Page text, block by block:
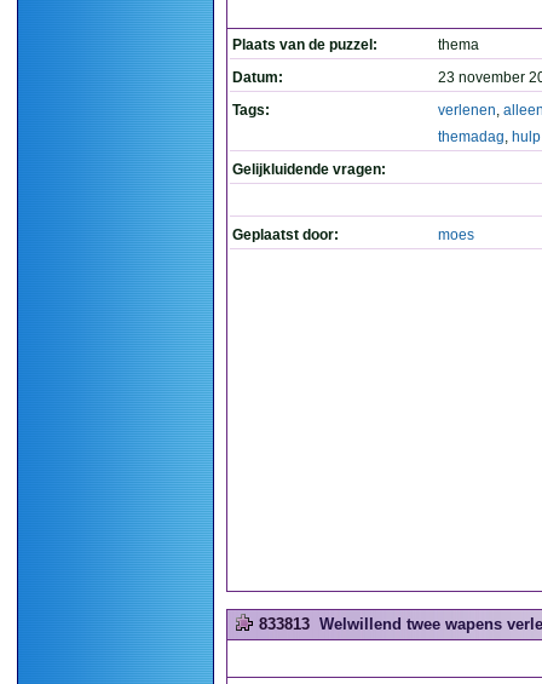
Plaats van de puzzel:
thema
Datum:
23 november
Tags:
verlenen,
themadag, hulp
Gelijkluidende vragen:
Geplaatst door: moes
833813 Welwillend twee wapens